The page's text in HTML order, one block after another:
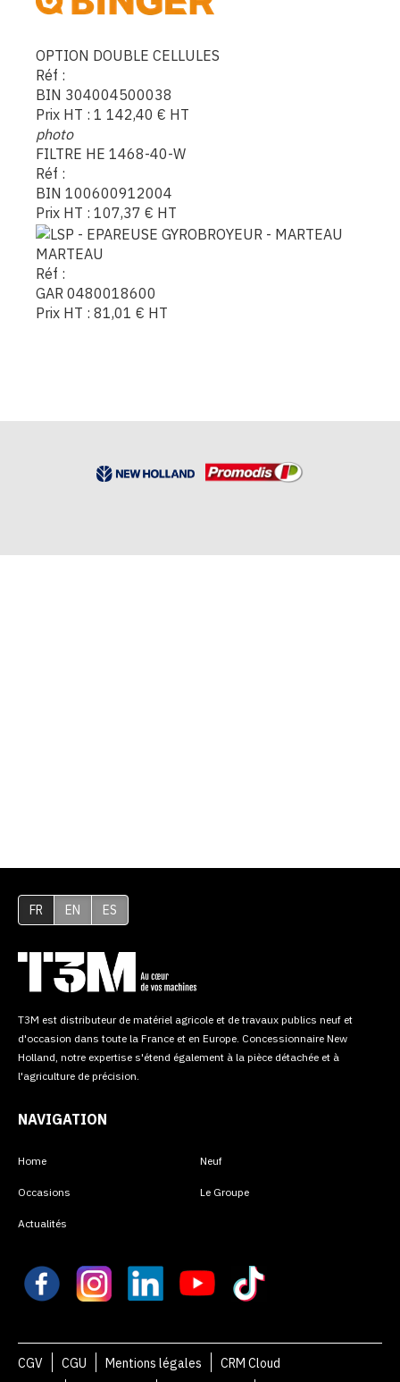
OPTION DOUBLE CELLULES
Réf :
BIN 304004500038
Prix HT : 1 142,40 € HT
photo
FILTRE HE 1468-40-W
Réf :
BIN 100600912004
Prix HT : 107,37 € HT
MARTEAU
Réf :
GAR 0480018600
Prix HT : 81,01 € HT
FR EN ES
T3M est distributeur de matériel agricole et de travaux publics neuf et
d'occasion dans toute la France et en Europe. Concessionnaire New
Holland, notre expertise s'étend également à la pièce détachée et à
l'agriculture de précision.
NAVIGATION
Home Neuf
Occasions Le Groupe
Actualités
CGV CGU Mentions légales CRM Cloud